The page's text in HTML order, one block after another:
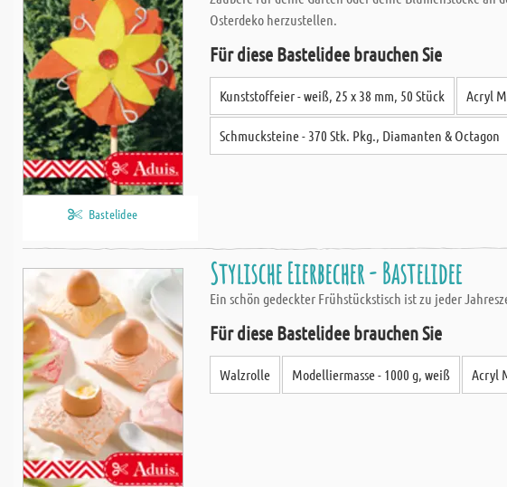
Bastelidee
Osterdeko herzustellen.
Für diese Bastelidee brauchen Sie
Kunststoffeier - weiß, 25 x 38 mm, 50 Stück Acryl
Schmucksteine - 370 Stk. Pkg., Diamanten & Octagon
Stylische Eierbecher - Bastelidee
Ein schön gedeckter Frühstückstisch ist zu jeder
Für diese Bastelidee brauchen Sie
Walzrolle Modelliermasse - 1000 g, weiß Acryl